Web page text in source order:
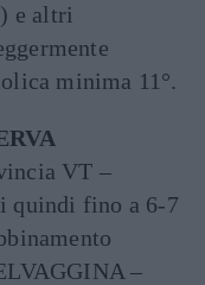
e altri
minima 11°.
VT –
quindi fino a 6-7
–